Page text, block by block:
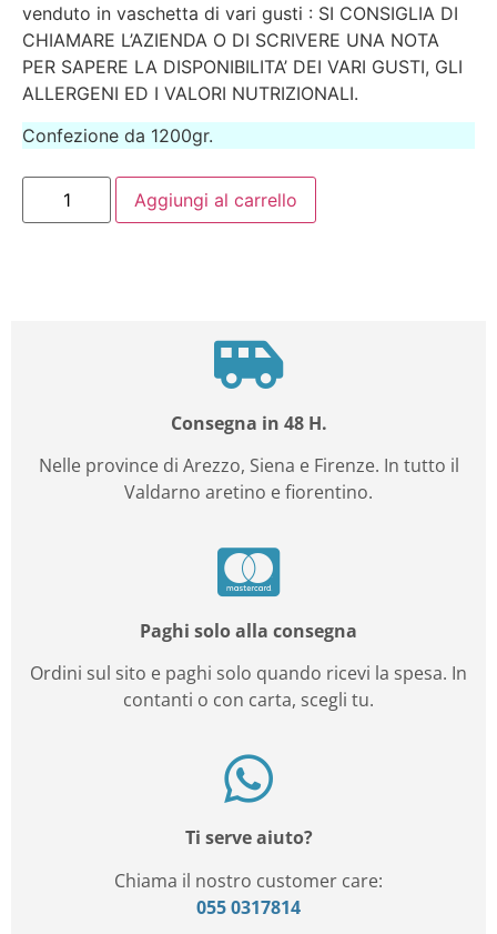
venduto in vaschetta di vari gusti : SI CONSIGLIA DI
CHIAMARE L’AZIENDA O DI SCRIVERE UNA NOTA
PER SAPERE LA DISPONIBILITA’ DEI VARI GUSTI, GLI
ALLERGENI ED I VALORI NUTRIZIONALI.
Confezione da 1200gr.
Aggiungi al carrello
Consegna in 48 H.
Nelle province di Arezzo, Siena e Firenze. In tutto il
Valdarno aretino e fiorentino.
Paghi solo alla consegna
Ordini sul sito e paghi solo quando ricevi la spesa. In
contanti o con carta, scegli tu.
Ti serve aiuto?
Chiama il nostro customer care:
055 0317814